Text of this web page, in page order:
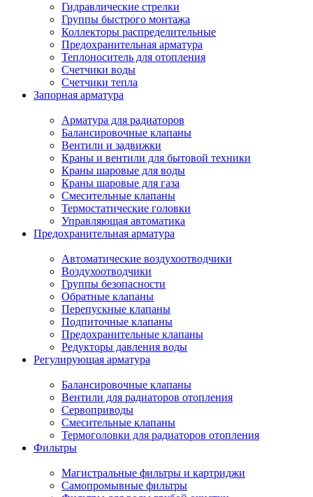
Гидравлические стрелки
Группы быстрого монтажа
Коллекторы распределительные
Предохранительная арматура
Теплоноситель для отопления
Счетчики воды
Счетчики тепла
Запорная арматура
Арматура для радиаторов
Балансировочные клапаны
Вентили и задвижки
Краны и вентили для бытовой техники
Краны шаровые для воды
Краны шаровые для газа
Смесительные клапаны
Термостатические головки
Управляющая автоматика
Предохранительная арматура
Автоматические воздухоотводчики
Воздухоотводчики
Группы безопасности
Обратные клапаны
Перепускные клапаны
Подпиточные клапаны
Предохранительные клапаны
Редукторы давления воды
Регулирующая арматура
Балансировочные клапаны
Вентили для радиаторов отопления
Сервоприводы
Смесительные клапаны
Термоголовки для радиаторов отопления
Фильтры
Магистральные фильтры и картриджи
Самопромывные фильтры